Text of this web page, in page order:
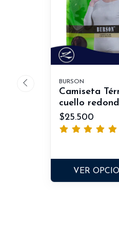
BURSON
Camiseta
cuello
$25.500
VER